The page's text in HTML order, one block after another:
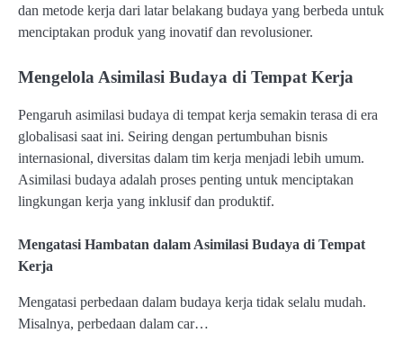
dan metode kerja dari latar belakang budaya yang berbeda untuk
menciptakan produk yang inovatif dan revolusioner.
Mengelola Asimilasi Budaya di Tempat Kerja
Pengaruh asimilasi budaya di tempat kerja semakin terasa di era
globalisasi saat ini. Seiring dengan pertumbuhan bisnis
internasional, diversitas dalam tim kerja menjadi lebih umum.
Asimilasi budaya adalah proses penting untuk menciptakan
lingkungan kerja yang inklusif dan produktif.
Mengatasi Hambatan dalam Asimilasi Budaya di Tempat
Kerja
Mengatasi perbedaan dalam budaya kerja tidak selalu mudah.
Misalnya, perbedaan dalam car…